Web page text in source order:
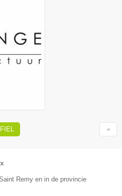
Remy en in de provincie